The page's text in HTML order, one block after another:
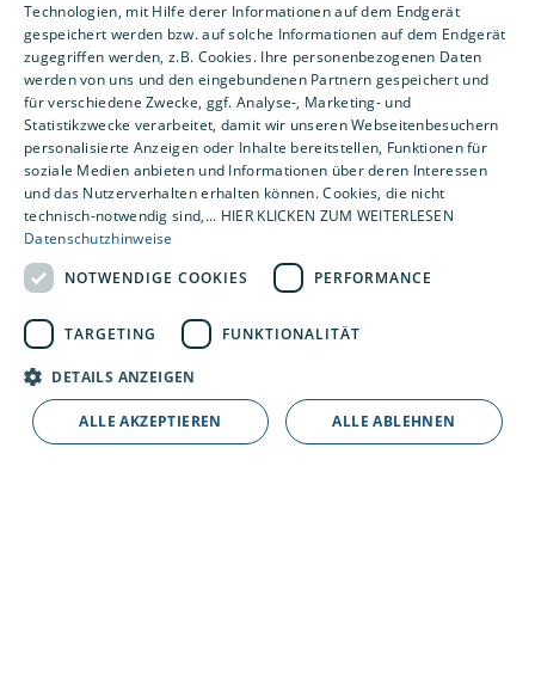
aussehen kann. Unsere Badberater stehen
Ihnen zur Seite, um gemeinsam mit Ihnen Ihr
individuelles Bad optimal zu planen. Wir
realisieren Ihr Traumbad mit zeitlosem
Design, praktisch durchdachten Duschen
oder platzsparenden Lösungen. Lassen Sie
sich von den vielfältigen Möglichkeiten
inspirieren und entdecken Sie, was möglich
ist.
Technologien, mit Hilfe derer Informationen auf dem Endgerät
gespeichert werden bzw. auf solche Informationen auf dem Endgerät
zugegriffen werden, z.B. Cookies. Ihre personenbezogenen Daten
werden von uns und den eingebundenen Partnern gespeichert und
für verschiedene Zwecke, ggf. Analyse-, Marketing- und
Statistikzwecke verarbeitet, damit wir unseren Webseitenbesuchern
personalisierte Anzeigen oder Inhalte bereitstellen, Funktionen für
soziale Medien anbieten und Informationen über deren Interessen
und das Nutzerverhalten erhalten können. Cookies, die nicht
technisch-notwendig sind,... HIER KLICKEN ZUM WEITERLESEN
Datenschutzhinweise
NOTWENDIGE COOKIES
PERFORMANCE
TARGETING FUNKTIONALITÄT
DETAILS ANZEIGEN
ALLE AKZEPTIEREN ALLE ABLEHNEN